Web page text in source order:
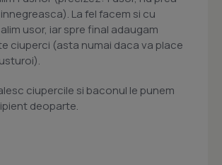
La fel facem si cu
usor, iar spre final adaugam
ciuperci (asta numai daca va place
ciupercile si baconul le punem
deoparte.